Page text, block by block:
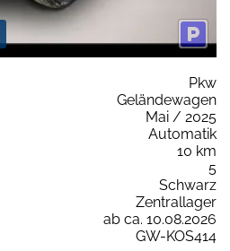
Pkw
Geländewagen
Mai / 2025
Automatik
10 km
5
Schwarz
Zentrallager
ab ca. 10.08.2026
GW-KOS414